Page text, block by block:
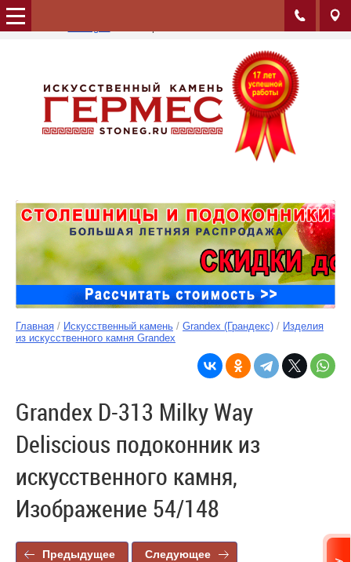
Главная / Искусственный камень / Grandex (Грандекс) / Изделия
из искусственного камня Grandex
Grandex D-313 Milky Way
Deliscious подоконник из
искусственного камня,
Изображение 54/148
Предыдущее Следующее